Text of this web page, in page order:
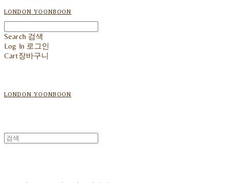
LONDON YOONBOON
Search 검색
Log In 로그인
Cart장바구니
LONDON YOONBOON